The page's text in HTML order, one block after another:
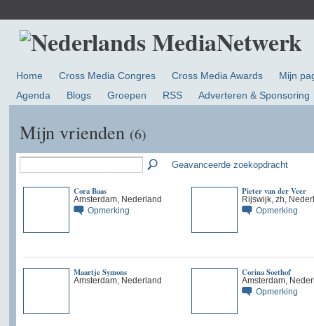
Home Cross Media Congres Cross Media Awards
Mijn
Agenda
Blogs Groepen RSS Adverteren & Sponsoring
Mijn vrienden (6)
Geavanceerde zoekopdracht
Cora Baas
Amsterdam, Nederland
Opmerking
Pieter van der Veer
Rijswijk, zh,
Opmerking
Maartje Symons
Amsterdam, Nederland
Corina Soethof
Amsterdam,
Opmerking